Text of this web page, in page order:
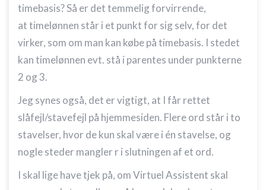
timebasis? Så er det temmelig forvirrende,
at timelønnen står i et punkt for sig selv, for det
virker, som om man kan købe på timebasis. I stedet
kan timelønnen evt. stå i parentes under punkterne
2 og 3.
Jeg synes også, det er vigtigt, at I får rettet
slåfejl/stavefejl på hjemmesiden. Flere ord står i to
stavelser, hvor de kun skal være i én stavelse, og
nogle steder mangler r i slutningen af et ord.
I skal lige have tjek på, om Virtuel Assistent skal